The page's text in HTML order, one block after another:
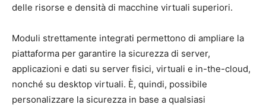
delle risorse e densità di macchine virtuali superiori.
Moduli strettamente integrati permettono di ampliare la
piattaforma per garantire la sicurezza di server,
applicazioni e dati su server fisici, virtuali e in-the-cloud,
nonché su desktop virtuali. È, quindi, possibile
personalizzare la sicurezza in base a qualsiasi